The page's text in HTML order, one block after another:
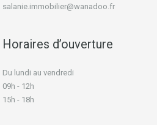
salanie.immobilier@wanadoo.fr
Horaires d’ouverture
Du lundi au vendredi
09h - 12h
15h - 18h